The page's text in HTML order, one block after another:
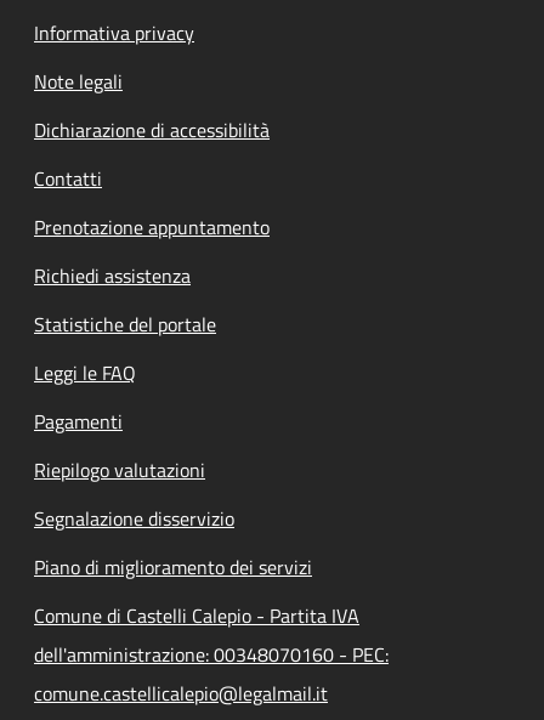
Informativa privacy
Note legali
Dichiarazione di accessibilità
Contatti
Prenotazione appuntamento
Richiedi assistenza
Statistiche del portale
Leggi le FAQ
Pagamenti
Riepilogo valutazioni
Segnalazione disservizio
Piano di miglioramento dei servizi
Comune di Castelli Calepio - Partita IVA
dell'amministrazione: 00348070160 - PEC:
comune.castellicalepio@legalmail.it